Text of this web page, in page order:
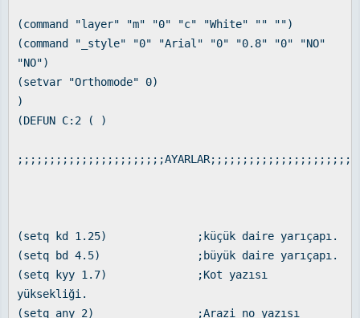
(command "layer" "m" "0" "c" "White" "" "")
(command "_style" "0" "Arial" "0" "0.8" "0" "NO"
"NO")
(setvar "Orthomode" 0)
)
(DEFUN C:2 ( )
(setq kd 1.25) ;küçük daire yarıçapı.
(setq bd 4.5) ;büyük daire yarıçapı.
(setq kyy 1.7) ;Kot yazısı
yüksekliği.
(setq any 2) ;Arazi no yazısı